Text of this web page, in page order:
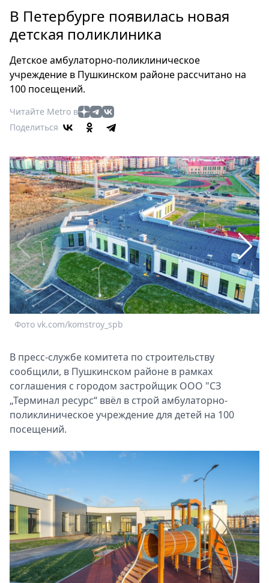
Россия
Мир
Еда
Туризм
Театр
Кино
Книги
Выставки
Пресс-
релизы
О
Metro
Стримы
Спецпроекты
Звезды
Выборы
2026
Metro
В Петербурге появилась новая
детская поликлиника
Детское амбулаторно-поликлиническое
учреждение в Пушкинском районе рассчитано на
100 посещений.
Читайте Metro в
Поделиться
Фото vk.com/komstroy_spb
В пресс-службе комитета по строительству
сообщили, в Пушкинском районе в рамках
соглашения с городом застройщик ООО "СЗ
„Терминал ресурс“ ввёл в строй амбулаторно-
поликлиническое учреждение для детей на 100
посещений.